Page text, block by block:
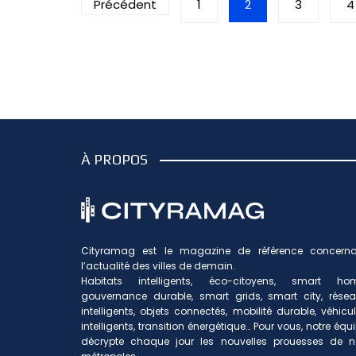
Précédent 1 2 3 4
À PROPOS
Cityramag est le magazine de référence
l’actualité des villes de demain.
Habitats intelligents, éco-citoyens, smart
gouvernance durable, smart grids, smart city,
intelligents, objets connectés, mobilité durable,
intelligents, transition énergétique… Pour vous, notre
décrypte chaque jour les nouvelles prouesses de